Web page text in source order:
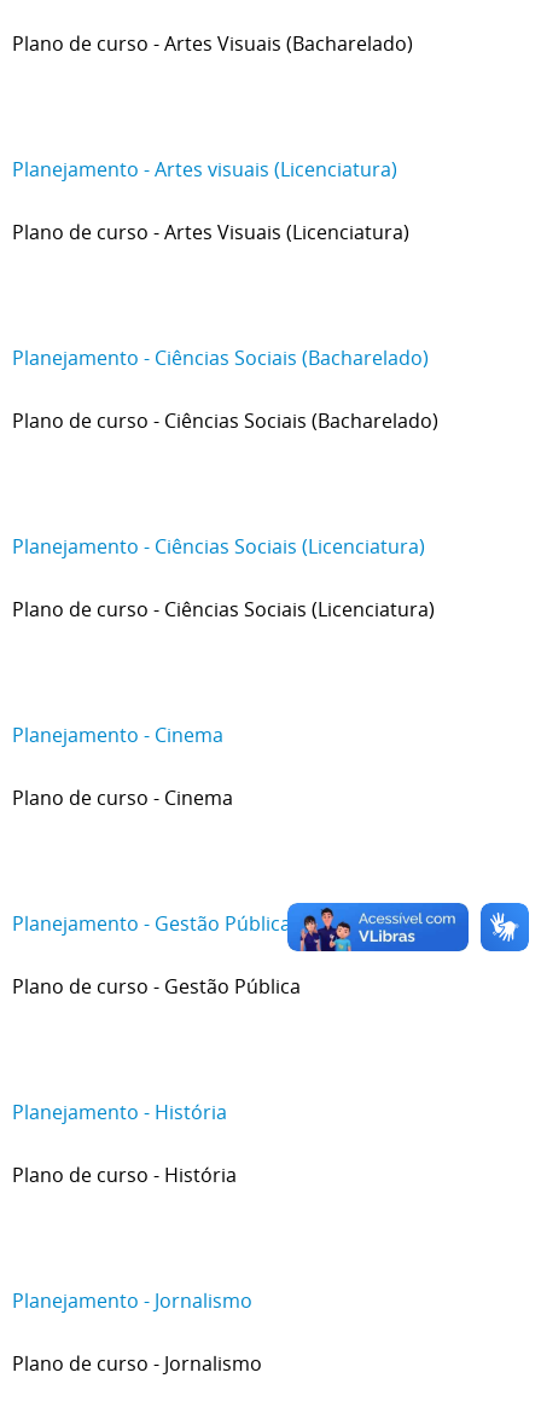
Plano de curso - Artes Visuais (Bacharelado)
Planejamento - Artes visuais (Licenciatura)
Plano de curso - Artes Visuais (Licenciatura)
Planejamento - Ciências Sociais (Bacharelado)
Plano de curso - Ciências Sociais (Bacharelado)
Planejamento - Ciências Sociais (Licenciatura)
Plano de curso - Ciências Sociais (Licenciatura)
Planejamento - Cinema
Plano de curso - Cinema
Planejamento - Gestão Pública
Plano de curso - Gestão Pública
Planejamento - História
Plano de curso - História
Planejamento - Jornalismo
Plano de curso - Jornalismo